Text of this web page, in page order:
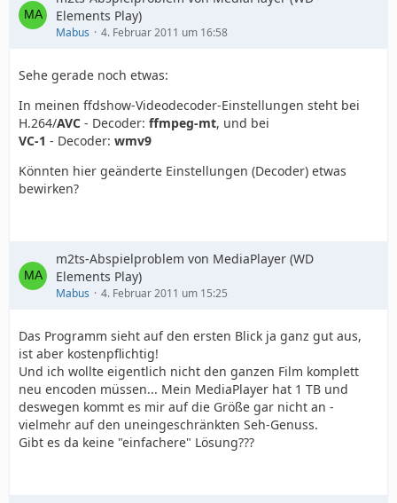
Elements Play)
Mabus 4. Februar 2011 um 16:58
Sehe gerade noch etwas:
In meinen ffdshow-Videodecoder-Einstellungen steht bei
H.264/AVC - Decoder: ffmpeg-mt, und bei
VC-1 - Decoder: wmv9
Könnten hier geänderte Einstellungen (Decoder) etwas
bewirken?
m2ts-Abspielproblem von MediaPlayer (WD
Elements Play)
Mabus 4. Februar 2011 um 15:25
Das Programm sieht auf den ersten Blick ja ganz gut aus,
ist aber kostenpflichtig!
Und ich wollte eigentlich nicht den ganzen Film komplett
neu encoden müssen... Mein MediaPlayer hat 1 TB und
deswegen kommt es mir auf die Größe gar nicht an -
vielmehr auf den uneingeschränkten Seh-Genuss.
Gibt es da keine "einfachere" Lösung???